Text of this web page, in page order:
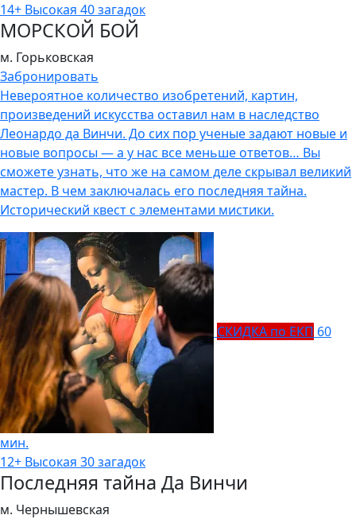
14+ Высокая 40 загадок
МОРСКОЙ БОЙ
м. Горьковская
Забронировать
Невероятное количество изобретений, картин,
произведений искусства оставил нам в наследство
Леонардо да Винчи. До сих пор ученые задают новые и
новые вопросы — а у нас все меньше ответов… Вы
сможете узнать, что же на самом деле скрывал великий
мастер. В чем заключалась его последняя тайна.
Исторический квест с элементами мистики.
СКИДКА по ЕКП 60
мин.
12+ Высокая 30 загадок
Последняя тайна Да Винчи
м. Чернышевская